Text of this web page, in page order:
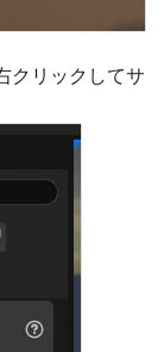
クリックしてサ